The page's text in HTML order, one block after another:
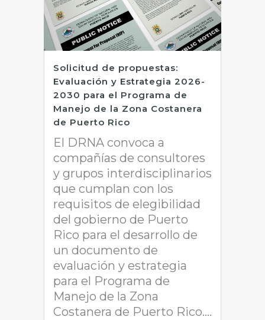
Solicitud de propuestas:
Evaluación y Estrategia 2026-
2030 para el Programa de
Manejo de la Zona Costanera
de Puerto Rico
El DRNA convoca a
compañías de consultores
y grupos interdisciplinarios
que cumplan con los
requisitos de elegibilidad
del gobierno de Puerto
Rico para el desarrollo de
un documento de
evaluación y estrategia
para el Programa de
Manejo de la Zona
Costanera de Puerto Rico....